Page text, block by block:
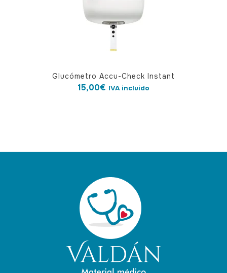
Glucómetro Accu-Check Instant
15,00€ IVA incluido